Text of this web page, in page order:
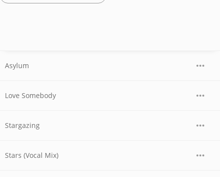
Asylum
Love Somebody
Stargazing
Stars (Vocal Mix)